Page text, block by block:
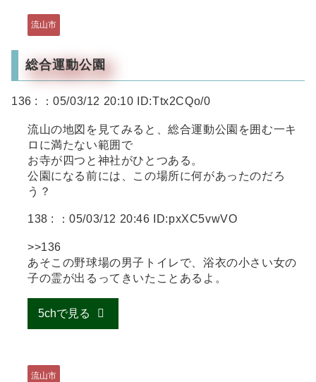
流山市
総合運動公園
136 : ：05/03/12 20:10 ID:Ttx2CQo/0
流山の地図を見てみると、総合運動公園を囲む一キ
ロに満たない範囲で
お寺が四つと神社がひとつある。
公園になる前には、この場所に何があったのだろ
う？
138 : ：05/03/12 20:46 ID:pxXC5vwVO
>>136
あそこの野球場の男子トイレで、浴衣の小さい女の
子の霊が出るってきいたことあるよ。
5chで見る
流山市